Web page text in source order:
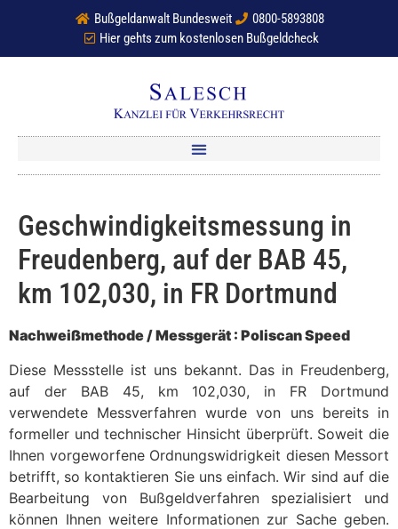
Bußgeldanwalt Bundesweit
0800-5893808
Hier gehts zum kostenlosen Bußgeldcheck
Geschwindigkeitsmessung in
Freudenberg, auf der BAB 45,
km 102,030, in FR Dortmund
Nachweißmethode / Messgerät : Poliscan Speed
Diese Messstelle ist uns bekannt. Das in Freudenberg,
auf der BAB 45, km 102,030, in FR Dortmund
verwendete Messverfahren wurde von uns bereits in
formeller und technischer Hinsicht überprüft. Soweit die
Ihnen vorgeworfene Ordnungswidrigkeit diesen Messort
betrifft, so kontaktieren Sie uns einfach. Wir sind auf die
Bearbeitung von Bußgeldverfahren spezialisiert und
können Ihnen weitere Informationen zur Sache geben.